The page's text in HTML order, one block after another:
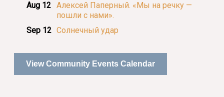
Aug 12 Алексей Паперный. «Мы на речку —
пошли с нами».
Sep 12 Солнечный удар
View Community Events Calendar